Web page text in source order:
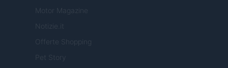
Motor Magazine
Notizie.it
Offerte Shopping
Pet Story